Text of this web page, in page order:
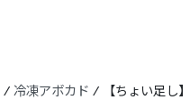
⁄ 冷凍アボカド ⁄ 【ちょい足し